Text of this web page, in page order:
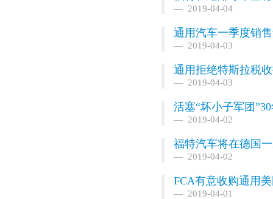
2019-04-04
通用汽车一季度销
2019-04-03
通用拒绝特斯拉税
2019-04-03
活塞“坏小子军团
2019-04-02
福特汽车将在德国
2019-04-02
FCA有意收购通用
2019-04-01